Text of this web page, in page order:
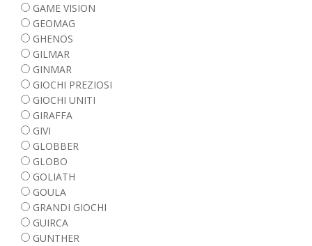
GAME VISION
GEOMAG
GHENOS
GILMAR
GINMAR
GIOCHI PREZIOSI
GIOCHI UNITI
GIRAFFA
GIVI
GLOBBER
GLOBO
GOLIATH
GOULA
GRANDI GIOCHI
GUIRCA
GUNTHER